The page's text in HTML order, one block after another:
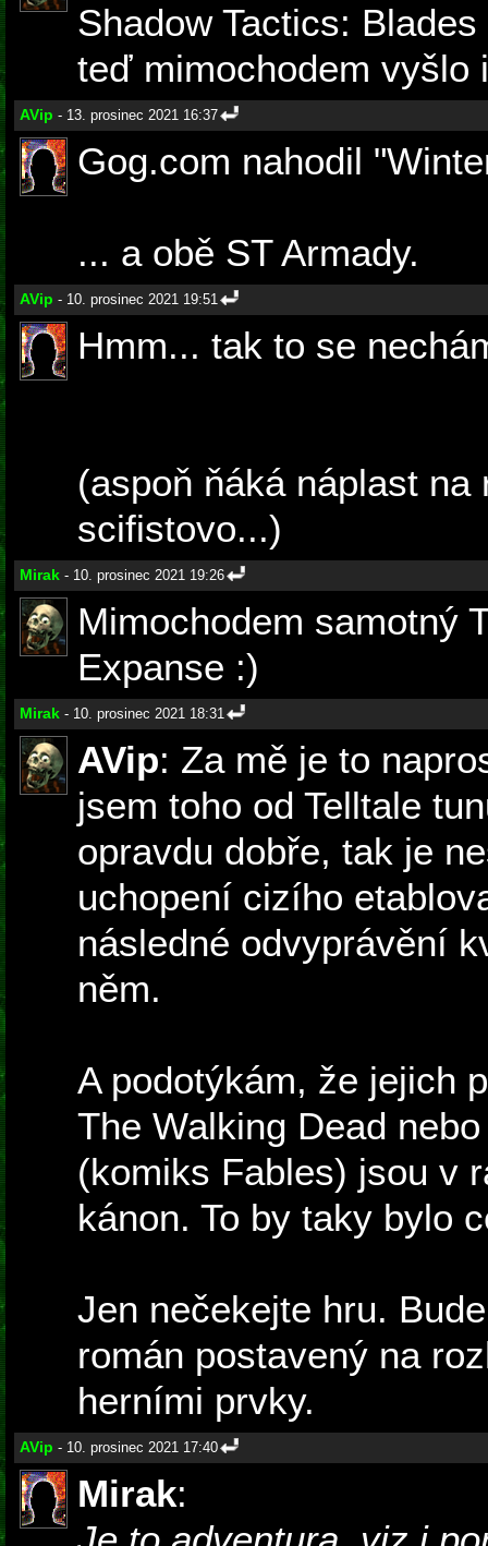
Shadow Tactics:
teď mimochodem vyšlo
AVip - 13. prosinec 2021 16:37
Gog.com nahodil
... a obě ST Armady.
AVip - 10. prosinec 2021 19:51
Hmm... tak to se
(aspoň ňáká náplast na
scifistovo...)
Mirak - 10. prosinec 2021 19:26
Mimochodem samotný
Expanse :)
Mirak - 10. prosinec 2021 18:31
AVip: Za mě je to
jsem toho od Telltale
opravdu dobře, tak je
uchopení cizího
následné odvyprávění
něm.
A podotýkám, že jejich
The Walking Dead
(komiks Fables) jsou v
kánon. To by taky bylo
Jen nečekejte hru.
román postavený na
herními prvky.
AVip - 10. prosinec 2021 17:40
Mirak: